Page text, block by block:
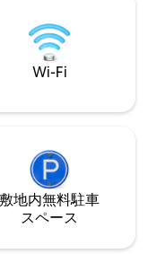
用
。
38-4-00879310
Wi-Fi
敷地内無料駐⁠車
ス⁠ペ⁠ー⁠ス